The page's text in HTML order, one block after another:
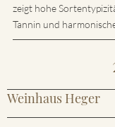
zeigt hohe
Tannin und
Weinhaus Heger